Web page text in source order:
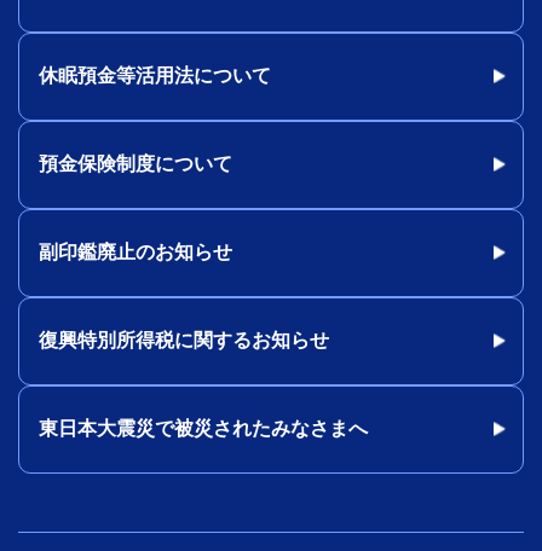
休眠預金等活用法について
預金保険制度について
副印鑑廃止のお知らせ
復興特別所得税に関するお知らせ
東日本大震災で被災されたみなさまへ